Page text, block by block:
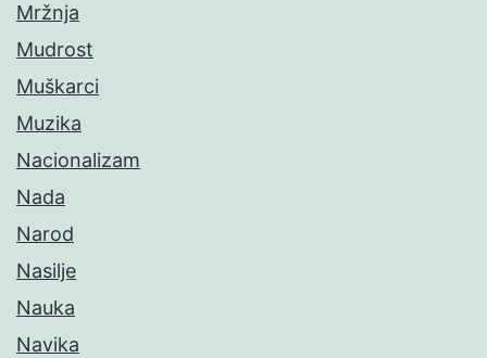
Mržnja
Mudrost
Muškarci
Muzika
Nacionalizam
Nada
Narod
Nasilje
Nauka
Navika